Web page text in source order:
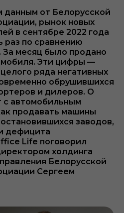
данным от Белорусской
рынок новых
в сентябре 2022 года
раз по сравнению
За месяц было продано
Эти цифры —
ряда негативных
обрушившихся
и дилеров. О
с автомобильным
продавать машины
заводов,
дефицита
Life поговорил
холдинга
Белорусской
Сергеем